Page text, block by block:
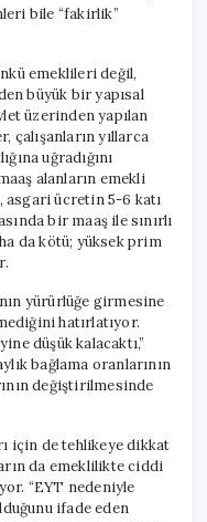
bile “fakirlik”
emeklileri değil,
büyük bir yapısal
üzerinden yapılan
çalışanların yıllarca
uğradığını
alanların emekli
asgari ücretin 5-6 katı
bir maaş ile sınırlı
da kötü; yüksek prim
yürürlüğe girmesine
hatırlatıyor.
düşük kalacaktı,”
bağlama oranlarının
değiştirilmesinde
için de tehlikeye dikkat
da emeklilikte ciddi
“EYT nedeniyle
ifade eden